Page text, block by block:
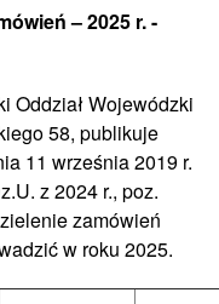
– 2025 r. -
Oddział Wojewódzki
58, publikuje
11 września 2019 r.
z 2024 r., poz.
zamówień
w roku 2025.